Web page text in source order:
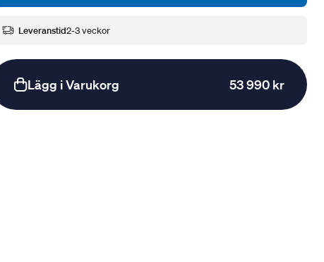
Leveranstid2-3 veckor
Lägg i Varukorg 53 990 kr